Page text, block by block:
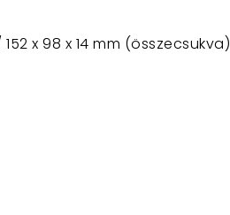
x 98 x 14 mm (összecsukva)